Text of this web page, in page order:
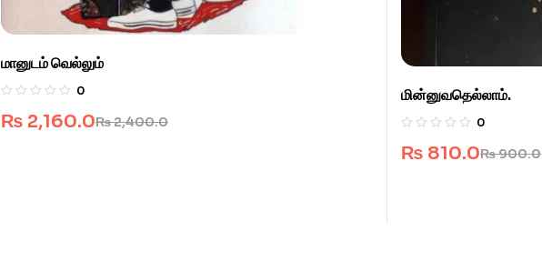
மானுடம் வெல்லும்
0
₨2,400.0
₨ 2,160.0
மின்னுவதெல்லாம்.
0
₨900.0
₨ 810.0